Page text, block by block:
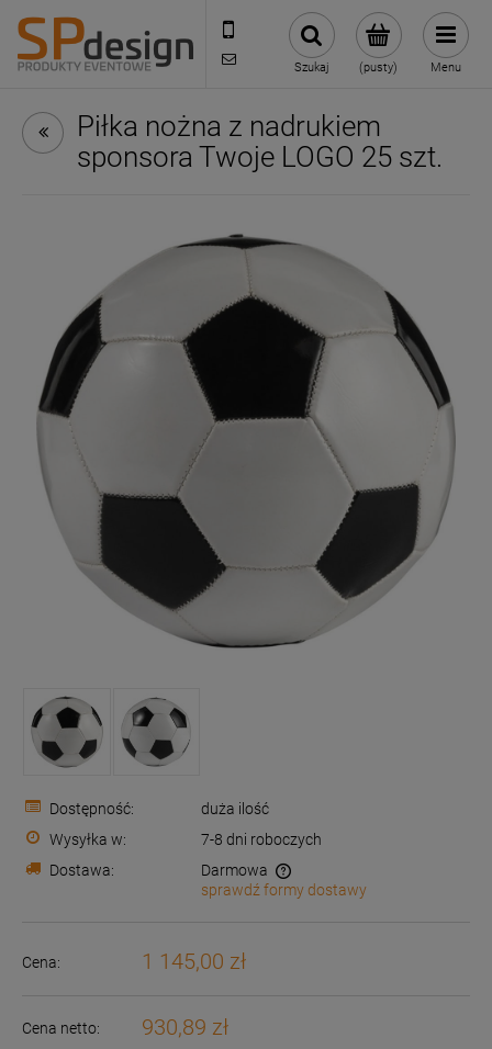
221002030
sklep@reklamydrukarnia.pl
(pusty)
Szukaj Menu
Piłka nożna z nadrukiem
sponsora Twoje LOGO 25 szt.
Dostępność:
duża ilość
Wysyłka w:
7-8 dni roboczych
Dostawa:
Darmowa
Cena nie zawiera ewentualnych kosztów płatności
sprawdź formy dostawy
Cena: 1 145,00 zł
Cena netto: 930,89 zł